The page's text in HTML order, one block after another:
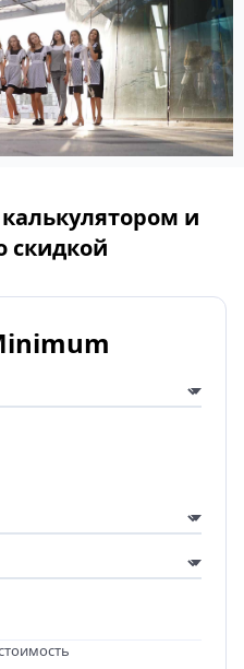
и
скидкой